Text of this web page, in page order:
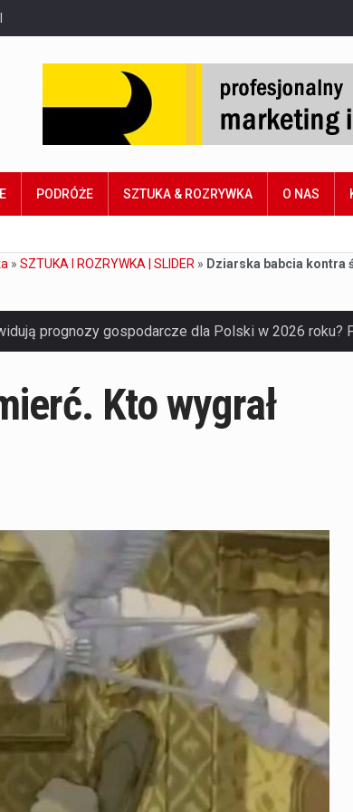
PODRÓŻE SZTUKA & ROZRYWKA O NAS
» SZTUKA I ROZRYWKA | SLIDER » Dziarska babcia kontra
Kto wygrał